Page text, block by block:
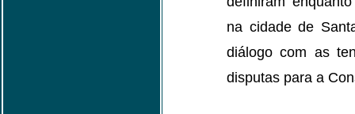
na cidade de
diálogo com as
disputas para a